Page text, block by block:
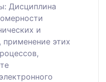
Дисциплина
и
применение этих